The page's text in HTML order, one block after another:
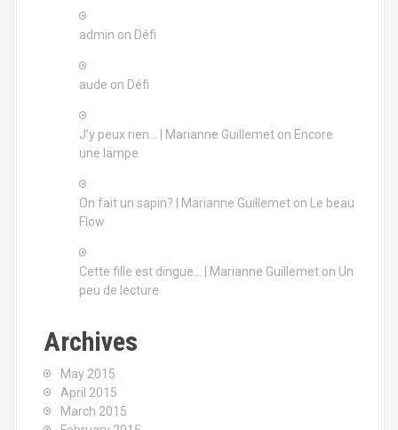
admin on Défi
aude on Défi
J’y peux rien… | Marianne Guillemet on Encore
une lampe
On fait un sapin? | Marianne Guillemet on
Le beau
Flow
Cette fille est dingue… | Marianne Guillemet on Un
peu de lecture
Archives
May 2015
April 2015
March 2015